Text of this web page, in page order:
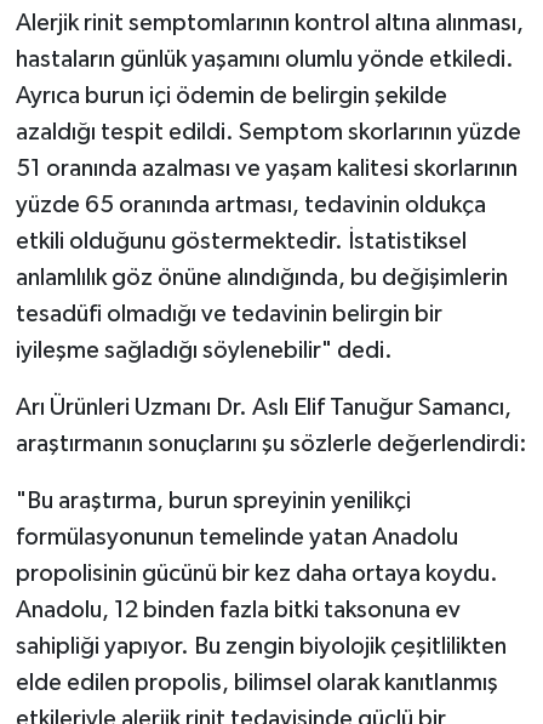
Alerjik rinit semptomlarının kontrol altına alınması,
hastaların günlük yaşamını olumlu yönde etkiledi.
Ayrıca burun içi ödemin de belirgin şekilde
azaldığı tespit edildi. Semptom skorlarının yüzde
51 oranında azalması ve yaşam kalitesi skorlarının
yüzde 65 oranında artması, tedavinin oldukça
etkili olduğunu göstermektedir. İstatistiksel
anlamlılık göz önüne alındığında, bu değişimlerin
tesadüfi olmadığı ve tedavinin belirgin bir
iyileşme sağladığı söylenebilir" dedi.
Arı Ürünleri Uzmanı Dr. Aslı Elif Tanuğur Samancı,
araştırmanın sonuçlarını şu sözlerle değerlendirdi:
"Bu araştırma, burun spreyinin yenilikçi
formülasyonunun temelinde yatan Anadolu
propolisinin gücünü bir kez daha ortaya koydu.
Anadolu, 12 binden fazla bitki taksonuna ev
sahipliği yapıyor. Bu zengin biyolojik çeşitlilikten
elde edilen propolis, bilimsel olarak kanıtlanmış
etkileriyle alerjik rinit tedavisinde güçlü bir